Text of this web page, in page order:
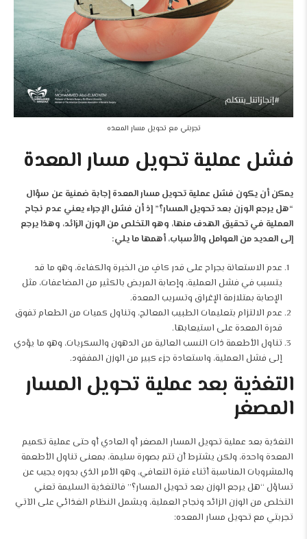
تجربتي مع تحويل مسار المعده
فشل عملية تحويل مسار المعدة
يمكن أن يكون فشل عملية تحويل مسار المعدةإجابة ضمنية عن سؤال
“هل يرجع الوزن بعد تحويل المسار؟” إذ أن فشل الإجراء يعني عدم نجاح
العملية في تحقيق الهدف منها، وهو التخلص من الوزن الزائد، وهذا يرجع
إلى العديد من العوامل والأسباب، أهمها ما يلي:
عدم الاستعانة بجراح على قدر كافٍ من الخبرة والكفاءة، وهو ما قد
يتسبب في فشل العملية، وإصابة المريض بالكثير من المضاعفات، مثل
الإصابة بمتلازمة الإغراق وتسريب المعدة.
عدم الالتزام بتعليمات الطبيب المعالج، وتناول كميات من الطعام تفوق
قدرة المعدة على استيعابها.
تناول الأطعمة ذات النسب العالية من الدهون والسكريات، وهو ما يؤدي
إلى فشل العملية، واستعادة جزء كبير من الوزن المفقود.
التغذية بعد عملية تحويل المسار
المصغر
التغذية بعد عملية تحويل المسار المصغر أو العادي أو حتى عملية تكميم
المعدة واحدة، ولكن يشترط أن تتم بصورة سليمة، بمعنى تناول الأطعمة
والمشروبات المناسبة أثناء فترة التعافي، وهو الأمر الذي بدوره يجيب عن
تساؤل “هل يرجع الوزن بعد تحويل المسار؟” فالتغذية السليمة تعني
التخلص من الوزن الزائد ونجاح العملية، ويشمل النظام الغذائي على الآتي
تجربتي مع تحويل مسار المعده: